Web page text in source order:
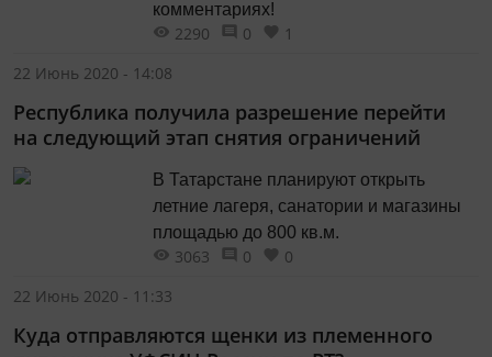
комментариях!
2290 0
1
22 Июнь 2020 - 14:08
Республика получила разрешение перейти
на следующий этап снятия ограничений
В Татарстане планируют открыть
летние лагеря, санатории и магазины
площадью до 800 кв.м.
3063 0
0
22 Июнь 2020 - 11:33
Куда отправляются щенки из племенного